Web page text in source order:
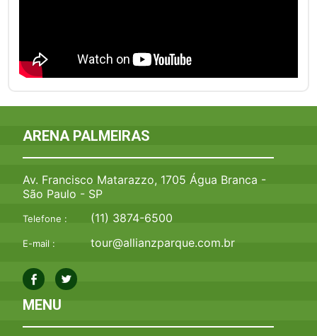
ARENA PALMEIRAS
Av. Francisco Matarazzo, 1705 Água Branca -
São Paulo - SP
Telefone : (11) 3874-6500
E-mail : tour@allianzparque.com.br
MENU